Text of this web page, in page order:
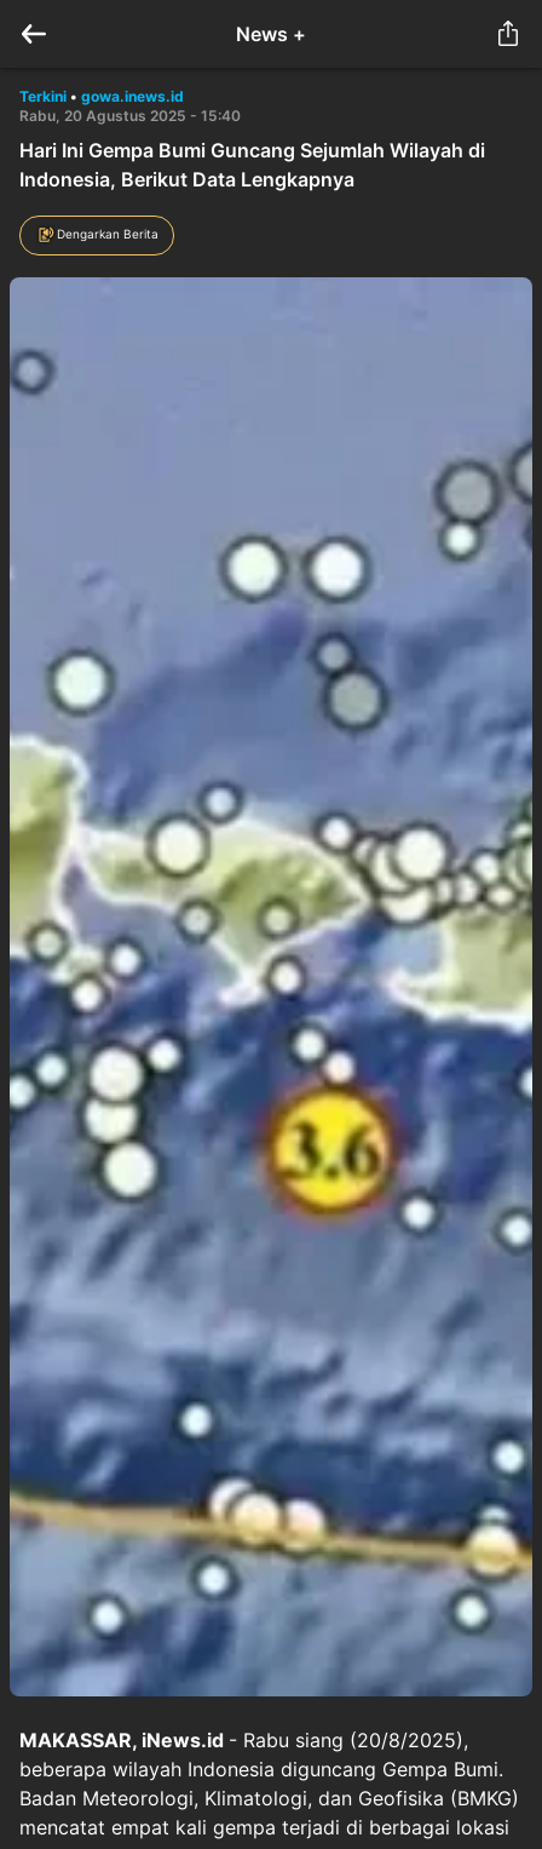
News +
Terkini • gowa.inews.id
Rabu, 20 Agustus 2025 - 15:40
Hari Ini Gempa Bumi Guncang Sejumlah Wilayah di
Indonesia, Berikut Data Lengkapnya
Dengarkan Berita
MAKASSAR, iNews.id - Rabu siang (20/8/2025),
beberapa wilayah Indonesia diguncang Gempa Bumi.
Badan Meteorologi, Klimatologi, dan Geofisika (BMKG)
mencatat empat kali gempa terjadi di berbagai lokasi